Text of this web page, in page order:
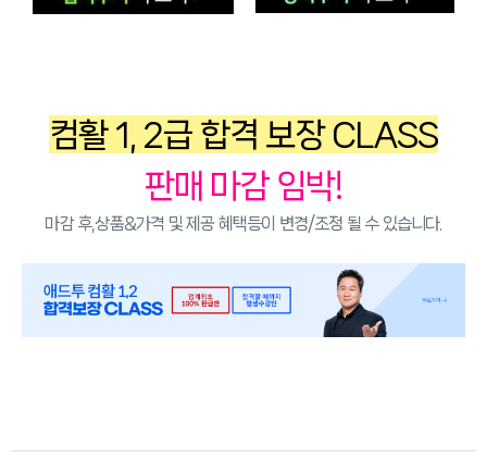
컴활 1, 2급 합격 보장 CLASS
판매 마감 임박!
마감 후,상품&가격 및 제공 혜택등이 변경/조정 될 수 있습니다.